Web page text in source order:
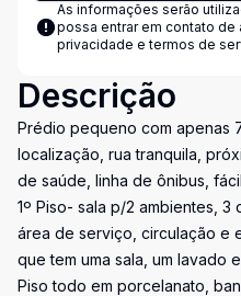
As informações serão
possa entrar em contato de
privacidade e termos de
Descrição
Prédio pequeno com apenas
localização, rua tranquila,
de saúde, linha de ônibus,
1º Piso- sala p/2 ambientes, 3
área de serviço, circulação e
que tem uma sala, um lavado
Piso todo em porcelanato,